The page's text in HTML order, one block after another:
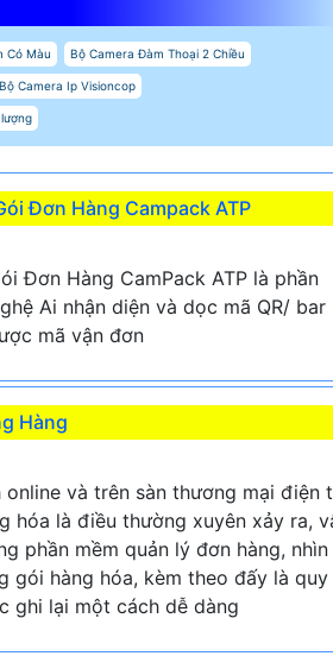
Có Màu Bộ Camera Đàm Thoại 2 Chiều
Camera Ip Visioncop
Đơn Hàng Campack ATP
Đơn Hàng CamPack ATP là phần
Ai nhận diện và dọc mã QR/ bar
mã vận đơn
Hàng
và trên sàn thương mại điện
hóa là điều thường xuyên xảy ra,
phần mềm quản lý đơn hàng, nhìn
gói hàng hóa, kèm theo đấy là quy
ghi lại một cách dễ dàng